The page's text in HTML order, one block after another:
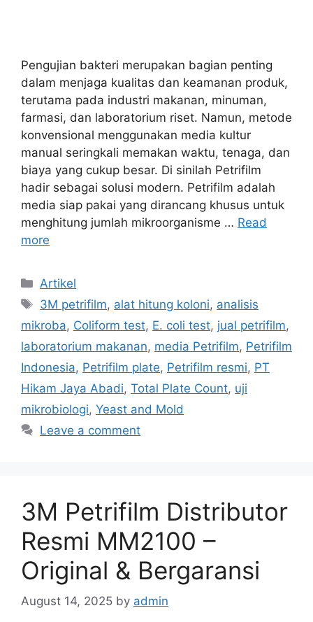
Pengujian bakteri merupakan bagian penting
dalam menjaga kualitas dan keamanan produk,
terutama pada industri makanan, minuman,
farmasi, dan laboratorium riset. Namun, metode
konvensional menggunakan media kultur
manual seringkali memakan waktu, tenaga, dan
biaya yang cukup besar. Di sinilah Petrifilm
hadir sebagai solusi modern. Petrifilm adalah
media siap pakai yang dirancang khusus untuk
menghitung jumlah mikroorganisme … Read
more
Categories
Artikel
Tags
3M petrifilm, alat hitung koloni, analisis
mikroba, Coliform test, E. coli test, jual petrifilm,
laboratorium makanan, media Petrifilm, Petrifilm
Indonesia, Petrifilm plate, Petrifilm resmi, PT
Hikam Jaya Abadi, Total Plate Count, uji
mikrobiologi, Yeast and Mold
Leave a comment
3M Petrifilm Distributor
Resmi MM2100 –
Original & Bergaransi
August 14, 2025 by admin